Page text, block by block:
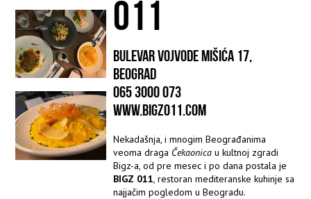
011
BULEVAR VOJVODE MIŠIĆA 17,
BEOGRAD
065 3000 073
WWW.BIGZ011.COM
Nekadašnja, i mnogim Beograđanima
veoma draga Čekaonicau kultnoj zgradi
Bigz-a, od pre mesec i po dana postala je
BIGZ 011 , restoran mediteranske kuhinje sa
najjačim pogledom u Beogradu.